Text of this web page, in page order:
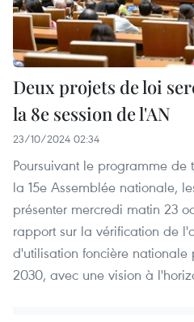
Deux projets de loi
la 8e session de l'AN
23/10/2024 02:34
Poursuivant le programme
la 15e Assemblée nationale,
présenter mercredi matin 23
rapport sur la vérification de
d'utilisation foncière nationale
2030, avec une vision à